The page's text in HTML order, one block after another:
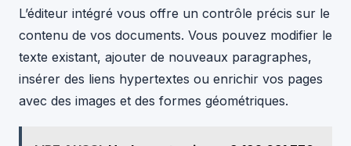
L’éditeur intégré vous offre un contrôle précis sur le
contenu de vos documents. Vous pouvez modifier le
texte existant, ajouter de nouveaux paragraphes,
insérer des liens hypertextes ou enrichir vos pages
avec des images et des formes géométriques.